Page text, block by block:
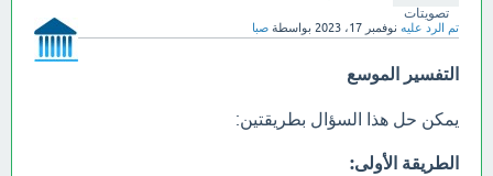
تصويتات
تم الرد عليه نوفمبر 17، 2023 بواسطة صبا
التفسير الموسع
يمكن حل هذا السؤال بطريقتين:
الطريقة الأولى: